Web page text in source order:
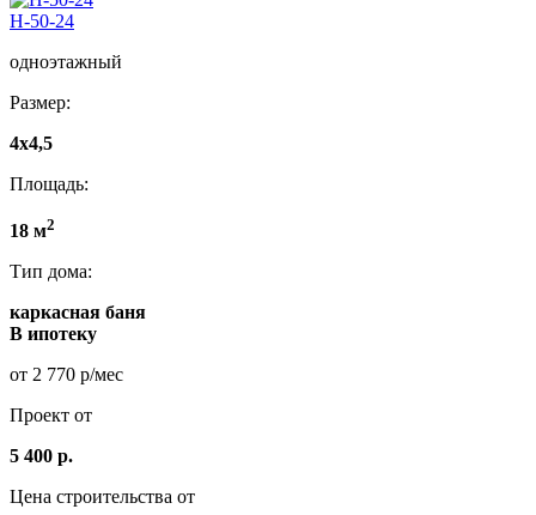
Н-50-24
одноэтажный
Размер:
4x4,5
Площадь:
18 м2
Тип дома:
каркасная баня
В ипотеку
от 2 770 р/мес
Проект от
5 400 р.
Цена строительства от